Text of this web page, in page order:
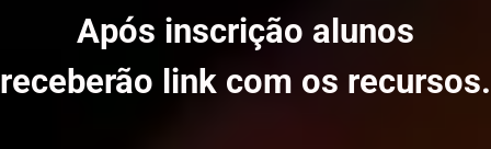
Após inscrição alunos
receberão link com os recursos.